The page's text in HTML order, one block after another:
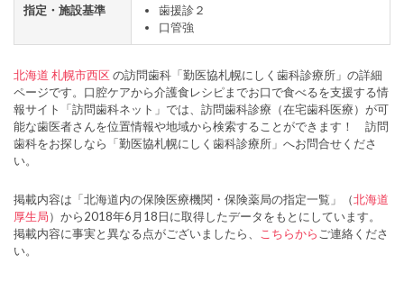
指定・施設基準
歯援診２
口管強
北海道 札幌市西区の訪問歯科「勤医協札幌にしく歯科診療所」の詳細
ページです。口腔ケアから介護食レシピまでお口で食べるを支援する情
報サイト「訪問歯科ネット」では、訪問歯科診療（在宅歯科医療）が可
能な歯医者さんを位置情報や地域から検索することができます！ 訪問
歯科をお探しなら「勤医協札幌にしく歯科診療所」へお問合せくださ
い。
掲載内容は「北海道内の保険医療機関・保険薬局の指定一覧」（北海道
厚生局）から2018年6月18日に取得したデータをもとにしています。
掲載内容に事実と異なる点がございましたら、
こちらから ご連絡くださ
い。